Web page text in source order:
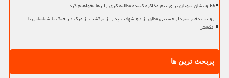
خط و نشان نبویان برای تیم مذاکره کننده مطالبه گری را رها نخواهیم کرد
روایت دختر سردار حسینی مطلق از دو شهادت پدر از برگشت از مرگ در جنگ تا شناسایی با
انگشتر
پربحث ترین ها